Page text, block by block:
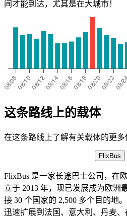
间才能到达，尤其是在大城市！
这条路线上的载体
在这条路线上了解有关载体的更多
FlixBus
FlixBus 是一家长途巴士公司，在
立于 2013 年，现已发展成为欧洲
接 30 个国家的 2,500 多个目的地
迅速扩展到法国、意大利、丹麦